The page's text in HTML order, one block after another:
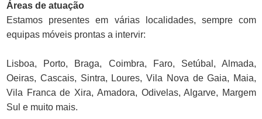
Áreas de atuação
Estamos presentes em várias localidades, sempre com
equipas móveis prontas a intervir:
Lisboa, Porto, Braga, Coimbra, Faro, Setúbal, Almada,
Oeiras, Cascais, Sintra, Loures, Vila Nova de Gaia, Maia,
Vila Franca de Xira, Amadora, Odivelas, Algarve, Margem
Sul e muito mais.